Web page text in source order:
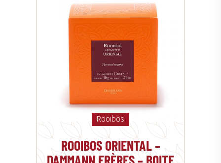
Rooibos
ROOIBOS ORIENTAL –